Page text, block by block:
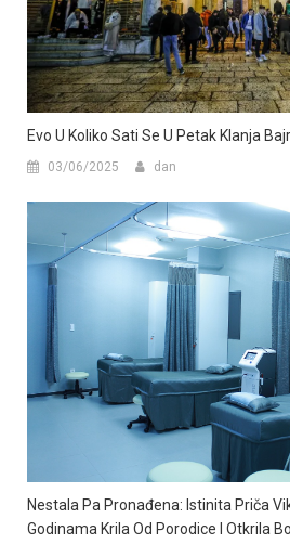
Evo U Koliko Sati Se U Petak Klanja
03/06/2025 dan
Nestala Pa Pronađena: Istinita Priča
Godinama Krila Od Porodice I Otkrila